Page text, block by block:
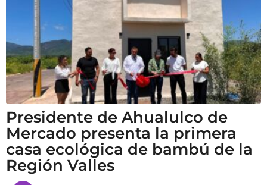
Presidente de Ahualulco de
Mercado presenta la primera
casa ecológica de bambú de la
Región Valles